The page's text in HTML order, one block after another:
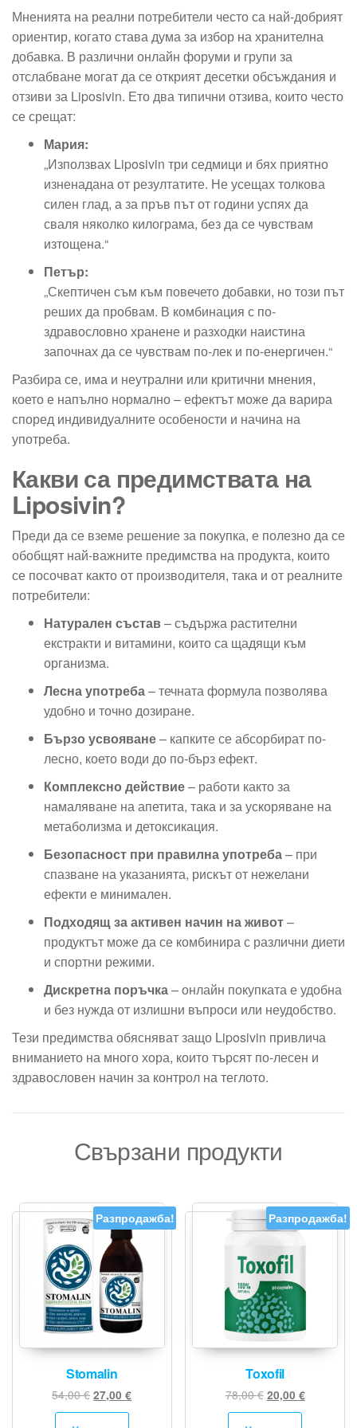
Мненията на реални потребители често са най-добрият
ориентир, когато става дума за избор на хранителна
добавка. В различни онлайн форуми и групи за
отслабване могат да се открият десетки обсъждания и
отзиви за Liposivin. Ето два типични отзива, които често
се срещат:
Мария:
„Използвах Liposivin три седмици и бях приятно
изненадана от резултатите. Не усещах толкова
силен глад, а за пръв път от години успях да
сваля няколко килограма, без да се чувствам
изтощена.“
Петър:
„Скептичен съм към повечето добавки, но този път
реших да пробвам. В комбинация с по-
здравословно хранене и разходки наистина
започнах да се чувствам по-лек и по-енергичен.“
Разбира се, има и неутрални или критични мнения,
което е напълно нормално – ефектът може да варира
според индивидуалните особености и начина на
употреба.
Какви са предимствата на
Liposivin?
Преди да се вземе решение за покупка, е полезно да се
обобщят най-важните предимства на продукта, които
се посочват както от производителя, така и от реалните
потребители:
Натурален състав– съдържа растителни
екстракти и витамини, които са щадящи към
организма.
Лесна употреба– течната формула позволява
удобно и точно дозиране.
Бързо усвояване– капките се абсорбират по-
лесно, което води до по-бърз ефект.
Комплексно действие– работи както за
намаляване на апетита, така и за ускоряване на
метаболизма и детоксикация.
Безопасност при правилна употреба– при
спазване на указанията, рискът от нежелани
ефекти е минимален.
Подходящ за активен начин на живот–
продуктът може да се комбинира с различни диети
и спортни режими.
Дискретна поръчка– онлайн покупката е удобна
и без нужда от излишни въпроси или неудобство.
Тези предимства обясняват защо Liposivin привлича
вниманието на много хора, които търсят по-лесен и
здравословен начин за контрол на теглото.
Свързани продукти
Разпродажба!
Stomalin
54,00€Original
price
27,00€Текущата
Разпродажба!
Toxofil
78,00€ Original
price
20,00 €Текущата